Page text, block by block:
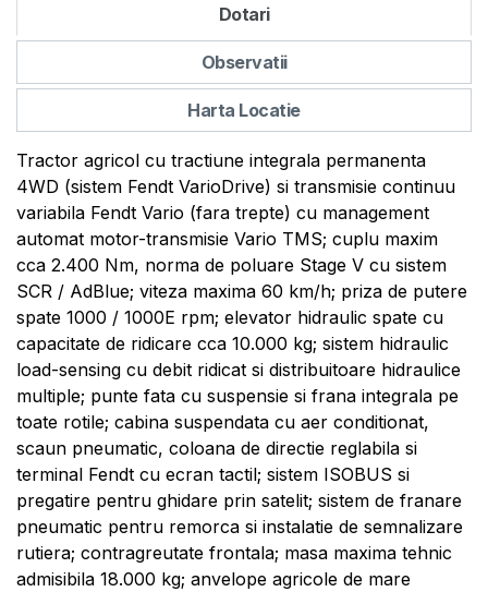
Dotari
Observatii
Harta Locatie
Tractor agricol cu tractiune integrala permanenta
4WD (sistem Fendt VarioDrive) si transmisie continuu
variabila Fendt Vario (fara trepte) cu management
automat motor-transmisie Vario TMS; cuplu maxim
cca 2.400 Nm, norma de poluare Stage V cu sistem
SCR / AdBlue; viteza maxima 60 km/h; priza de putere
spate 1000 / 1000E rpm; elevator hidraulic spate cu
capacitate de ridicare cca 10.000 kg; sistem hidraulic
load-sensing cu debit ridicat si distribuitoare hidraulice
multiple; punte fata cu suspensie si frana integrala pe
toate rotile; cabina suspendata cu aer conditionat,
scaun pneumatic, coloana de directie reglabila si
terminal Fendt cu ecran tactil; sistem ISOBUS si
pregatire pentru ghidare prin satelit; sistem de franare
pneumatic pentru remorca si instalatie de semnalizare
rutiera; contragreutate frontala; masa maxima tehnic
admisibila 18.000 kg; anvelope agricole de mare